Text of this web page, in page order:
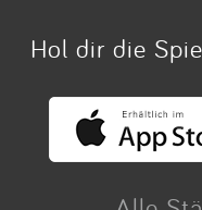
Hol dir die